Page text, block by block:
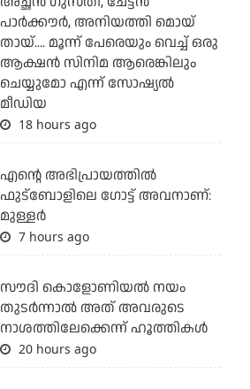
പാര്‍ക്കൗര്‍, അനിയത്തി മൊയ്
തായ്.... മൂന്ന് പേരെയും വെച്ച് ഒരു
ആക്ഷന്‍ സിനിമ ആരെങ്കിലും
ചെയ്യുമോ എന്ന് സോഷ്യല്‍
മീഡിയ
18 hours ago
എന്റെ അഭിപ്രായത്തില്‍
ഫുട്‌ബോളിലെ ഗോട്ട് അവനാണ്:
മുള്ളര്‍
7 hours ago
സൗദി കൊളോണിയല്‍ നയം
തുടര്‍ന്നാല്‍ അത് അവരുടെ
നാശത്തിലേക്കെന്ന് ഹൂത്തികള്‍
20 hours ago